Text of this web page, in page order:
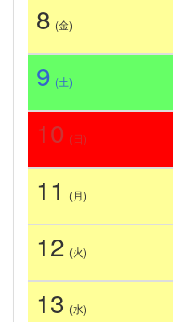
8 (金)
9 (土)
10 (日)
11 (月)
12 (火)
13 (水)